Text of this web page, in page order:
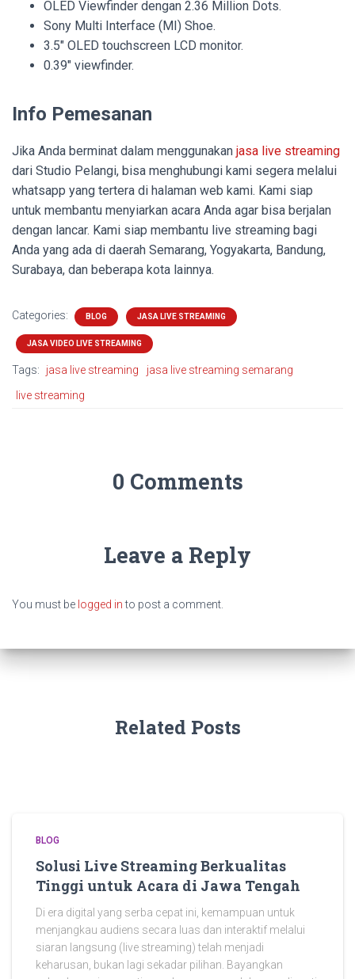
OLED Viewfinder dengan 2.36 Million Dots.
Sony Multi Interface (MI) Shoe.
3.5″ OLED touchscreen LCD monitor.
0.39″ viewfinder.
Info Pemesanan
Jika Anda berminat dalam menggunakan jasa live streaming
dari Studio Pelangi, bisa menghubungi kami segera melalui
whatsapp yang tertera di halaman web kami. Kami siap
untuk membantu menyiarkan acara Anda agar bisa berjalan
dengan lancar. Kami siap membantu live streaming bagi
Anda yang ada di daerah Semarang, Yogyakarta, Bandung,
Surabaya, dan beberapa kota lainnya.
Categories: BLOG JASA LIVE STREAMING
JASA VIDEO LIVE STREAMING
Tags: jasa live streaming
jasa live streaming semarang
live streaming
0 Comments
Leave a Reply
You must be logged into post a comment.
Related Posts
BLOG
Solusi Live Streaming Berkualitas
Tinggi untuk Acara di Jawa Tengah
Di era digital yang serba cepat ini, kemampuan untuk
menjangkau audiens secara luas dan interaktif melalui
siaran langsung (live streaming) telah menjadi
keharusan, bukan lagi sekadar pilihan. Bayangkan